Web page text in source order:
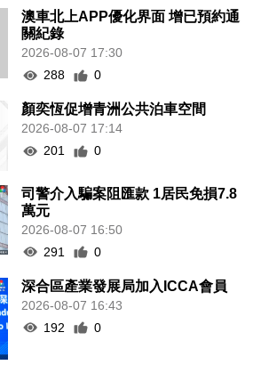
澳車北上APP優化界面 增已預約通
關紀錄
2026-08-07 17:30
288
0
顏奕恆促增青洲公共泊車空間
2026-08-07 17:14
201
0
司警介入騙案阻匯款 1居民免損7.8
萬元
2026-08-07 16:50
291
0
深合區產業發展局加入ICCA會員
2026-08-07 16:43
192
0